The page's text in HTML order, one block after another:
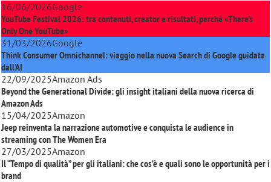
16/06/2026Google
YouTube Festival 2026: tra contenuti, creator e risultati, perché «There’s
Only One YouTube»
31/03/2026Google
Think Consumer Omnichannel: viaggio nella nuova Search di Google guidata
dall'AI
22/09/2025Amazon Ads
Beyond the Generational Divide: gli insight italiani della nuova ricerca di
Amazon Ads
15/04/2025Amazon
Jeep reinventa la narrazione automotive e conquista le audience in
streaming conThe Women Era
27/03/2025Amazon
Il “Tempo di qualità” per gli italiani: che cos’è e quali sono le opportunità per i
brand